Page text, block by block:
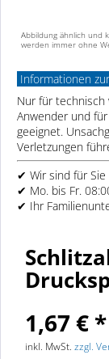
Abbildung ähnlich und
werden immer ohne
Informationen
Nur für
Anwender und
geeignet.
Verletzungen
✔ Wir sind für
✔ Mo. bis Fr.
✔ Ihr
1,67 € *
inkl. MwSt. zzgl.